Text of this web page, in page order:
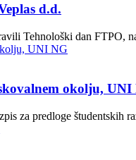
d.d.
Tehnološki dan FTPO,
okolju, UNI
za predloge študentskih